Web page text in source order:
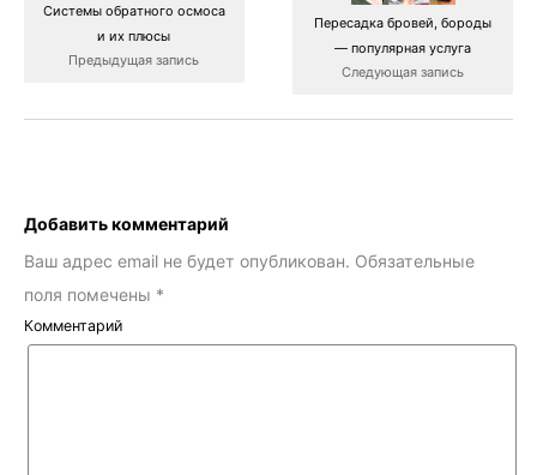
Системы обратного осмоса
и их плюсы
Предыдущая запись
Пересадка бровей, бороды
— популярная услуга
Следующая запись
Добавить комментарий
Ваш адрес email не будет опубликован. Обязательные
поля помечены *
Комментарий